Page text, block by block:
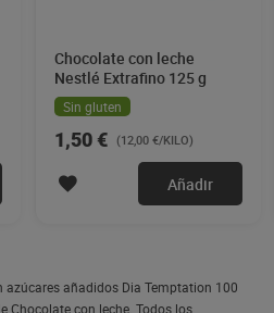
Chocolate con leche
Nestlé Extrafino 125 g
Sin gluten
1,50 € (12,00 €/KILO)
Añadir
azúcares añadidos Dia Temptation 100
Chocolate con leche. Todos los